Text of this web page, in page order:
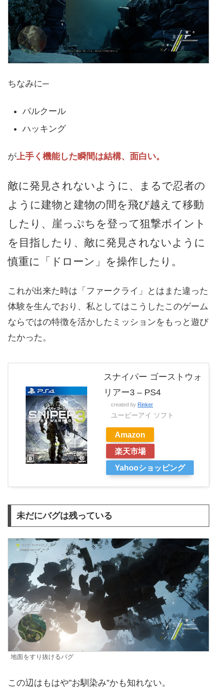
ちなみに─
パルクール
ハッキング
が 上手く機能した瞬間は結構、面白い。
敵に発見されないように、まるで忍者の
ように建物と建物の間を飛び越えて移動
したり、崖っぷちを登って狙撃ポイント
を目指したり、敵に発見されないように
慎重に「ドローン」を操作したり。
これが出来た時は「ファークライ」とはまた違った
体験を生んでおり、私としてはこうしたこのゲーム
ならではの特徴を活かしたミッションをもっと遊び
たかった。
スナイパー ゴーストウォ
リアー3 – PS4
created by Rinker
ユービーアイ ソフト
Amazon
楽天市場
Yahooショッピング
未だにバグは残っている
地面をすり抜けるバグ
この辺はもはや”お馴染み”かも知れない。